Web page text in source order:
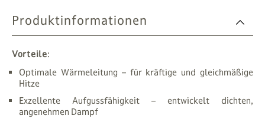
Produktinformationen
Vorteile:
Optimale Wärmeleitung – für kräftige und gleichmäßige
Hitze
Exzellente Aufgussfähigkeit – entwickelt dichten,
angenehmen Dampf